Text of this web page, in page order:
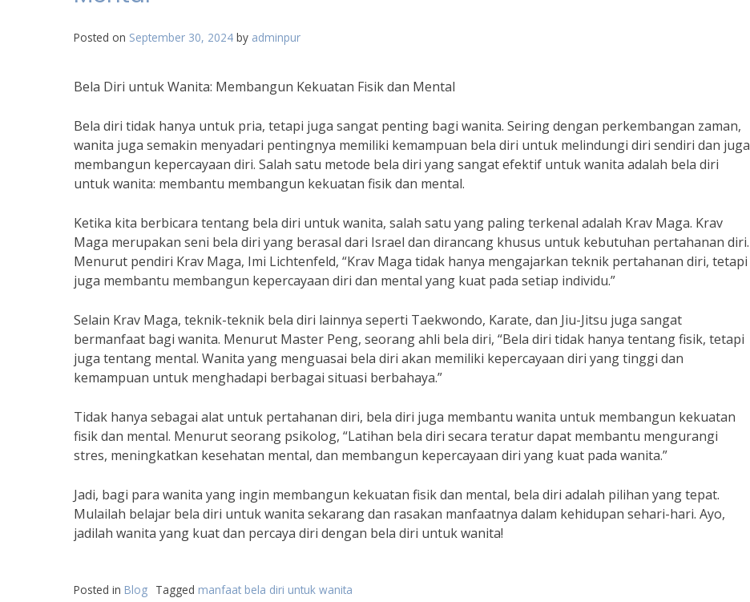
Posted on September 30, 2024 by adminpur
Bela Diri untuk Wanita: Membangun Kekuatan Fisik dan Mental
Bela diri tidak hanya untuk pria, tetapi juga sangat penting bagi wanita. Seiring dengan perkembangan zaman,
wanita juga semakin menyadari pentingnya memiliki kemampuan bela diri untuk melindungi diri sendiri dan juga
membangun kepercayaan diri. Salah satu metode bela diri yang sangat efektif untuk wanita adalah bela diri
untuk wanita: membantu membangun kekuatan fisik dan mental.
Ketika kita berbicara tentang bela diri untuk wanita, salah satu yang paling terkenal adalah Krav Maga. Krav
Maga merupakan seni bela diri yang berasal dari Israel dan dirancang khusus untuk kebutuhan pertahanan diri.
Menurut pendiri Krav Maga, Imi Lichtenfeld, “Krav Maga tidak hanya mengajarkan teknik pertahanan diri, tetapi
juga membantu membangun kepercayaan diri dan mental yang kuat pada setiap individu.”
Selain Krav Maga, teknik-teknik bela diri lainnya seperti Taekwondo, Karate, dan Jiu-Jitsu juga sangat
bermanfaat bagi wanita. Menurut Master Peng, seorang ahli bela diri, “Bela diri tidak hanya tentang fisik, tetapi
juga tentang mental. Wanita yang menguasai bela diri akan memiliki kepercayaan diri yang tinggi dan
kemampuan untuk menghadapi berbagai situasi berbahaya.”
Tidak hanya sebagai alat untuk pertahanan diri, bela diri juga membantu wanita untuk membangun kekuatan
fisik dan mental. Menurut seorang psikolog, “Latihan bela diri secara teratur dapat membantu mengurangi
stres, meningkatkan kesehatan mental, dan membangun kepercayaan diri yang kuat pada wanita.”
Jadi, bagi para wanita yang ingin membangun kekuatan fisik dan mental, bela diri adalah pilihan yang tepat.
Mulailah belajar bela diri untuk wanita sekarang dan rasakan manfaatnya dalam kehidupan sehari-hari. Ayo,
jadilah wanita yang kuat dan percaya diri dengan bela diri untuk wanita!
Posted in Blog Tagged manfaat bela diri untuk wanita